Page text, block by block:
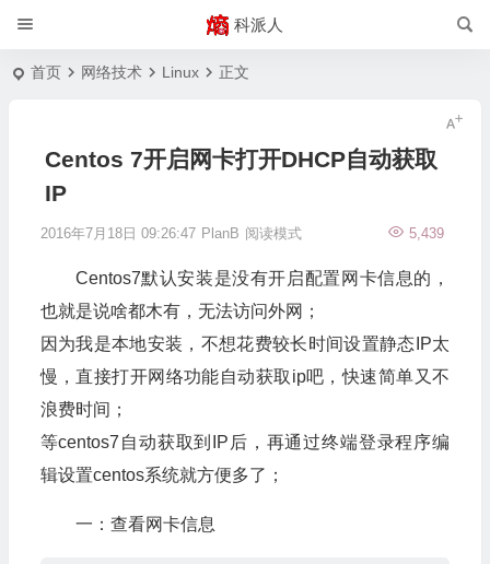
科派人
首页 网络技术 Linux 正文
Centos 7开启网卡打开DHCP自动获取
IP
2016年7月18日 09:26:47 PlanB 5,439
阅读模式
Centos7默认安装是没有开启配置网卡信息的，
也就是说啥都木有，无法访问外网；
因为我是本地安装，不想花费较长时间设置静态IP太
慢，直接打开网络功能自动获取ip吧，快速简单又不
浪费时间；
等centos7自动获取到IP后，再通过终端登录程序编
辑设置centos系统就方便多了；
一：查看网卡信息